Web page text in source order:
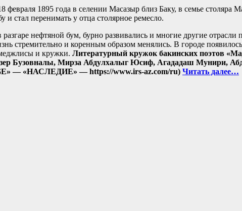
1895 года в селении Масазыр близ Баку, в семье столяра
и стал перенимать у отца столярное ремесло.
нефтяной бум, бурно развивались и мно­гие другие
стремительно и коренным образом менялись. В городе
и кружки. Литературный кружок бакинских поэ­тов
Бузовналы, Мирза Абдулхалыг Юсиф, Агададаш Мунири,
— «НАСЛЕДИЕ» — https://www.irs-az.com/ru) Читать далее…